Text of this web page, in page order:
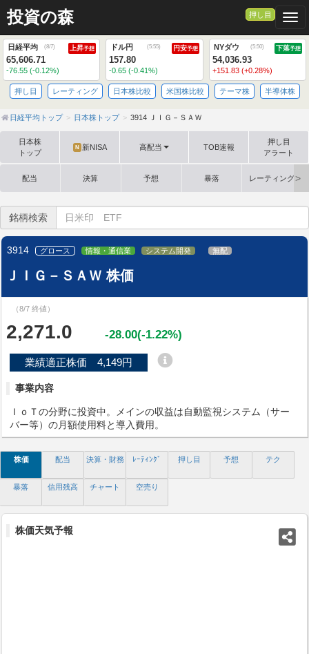
投資の森 押し目
日経平均 (8/7) 上昇予想
65,606.71
-76.55 (-0.12%)
ドル円 (5:55) 円安予想
157.80
-0.65 (-0.41%)
NYダウ (5:50) 下落予想
54,036.93
+151.83 (+0.28%)
押し目 レーティング 日本株比較 米国株比較 テーマ株 半導体株
日経平均トップ 日本株トップ 3914 ＪＩＧ－ＳＡＷ
日本株
トップ
N 新NISA 高配当 TOB速報
押し目
アラート
配当 決算 予想 暴落 レーティング格
銘柄検索
3914 グロース 情報・通信業 システム開発 無配
ＪＩＧ－ＳＡＷ 株価
（8/7 終値）
2,271.0 -28.00(-1.22%)
業績適正株価 4,149円
事業内容
ＩｏＴの分野に投資中。メインの収益は自動監視システム（サー
バー等）の月額使用料と導入費用。
株価 配当 決算・財務 ﾚｰﾃｨﾝｸﾞ 押し目 予想 テク
暴落 信用残高 チャート 空売り
株価天気予報